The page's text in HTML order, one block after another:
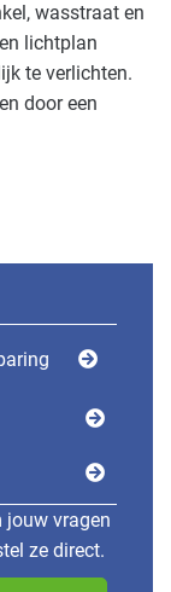
wasstraat en
lichtplan
te verlichten.
door een
jouw vragen
ze direct.